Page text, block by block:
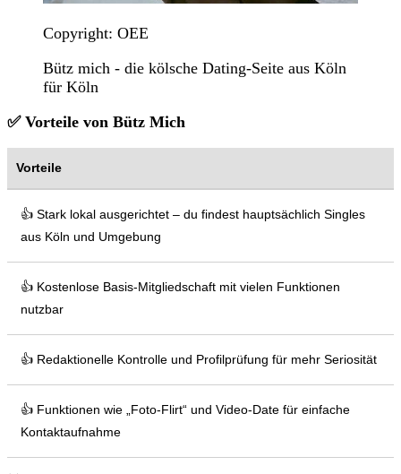
Copyright: OEE
Bütz mich - die kölsche Dating-Seite aus Köln
für Köln
✅ Vorteile von Bütz Mich
Vorteile
👍 Stark lokal ausgerichtet – du findest hauptsächlich Singles
aus Köln und Umgebung
👍 Kostenlose Basis-Mitgliedschaft mit vielen Funktionen
nutzbar
👍 Redaktionelle Kontrolle und Profilprüfung für mehr Seriosität
👍 Funktionen wie „Foto-Flirt“ und Video-Date für einfache
Kontaktaufnahme